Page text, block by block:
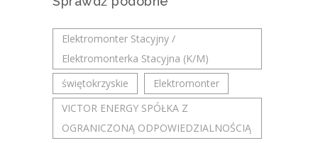
Elektromonter Stacyjny /
Elektromonterka Stacyjna (K/M)
świętokrzyskie
Elektromonter
VICTOR ENERGY SPÓŁKA Z
OGRANICZONĄ ODPOWIEDZIALNOŚCIĄ